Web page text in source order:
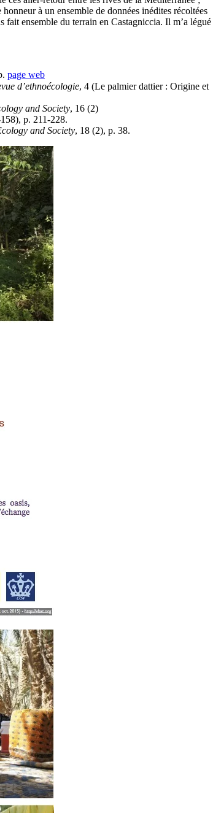
à un ensemble de données inédites récoltées
fait ensemble du terrain en Castagniccia. Il m’a légué
page web
d’ethnoécologie, 4 (Le palmier dattier : Origine et
and Society, 16 (2)
p. 211-228.
and Society, 18 (2), p. 38.